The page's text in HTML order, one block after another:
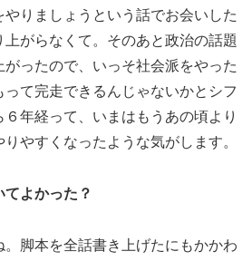
りましょうという話でお会いした
がらなくて。そのあと政治の話題
ったので、いっそ社会派をやった
て完走できるんじゃないかとシフ
６年経って、いまはもうあの頃より
やすくなったような気がします。
よかった？
脚本を全話書き上げたにもかかわ